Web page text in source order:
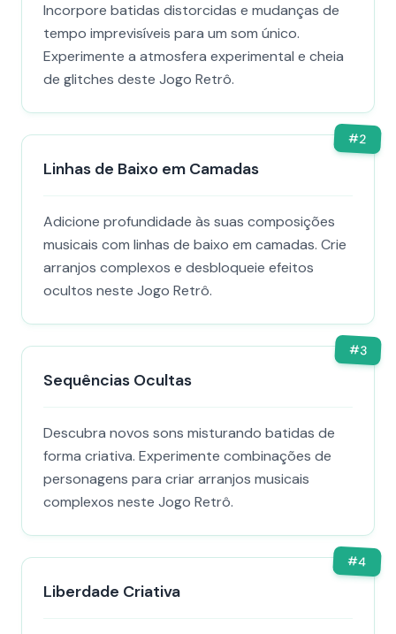
Incorpore batidas distorcidas e mudanças de
tempo imprevisíveis para um som único.
Experimente a atmosfera experimental e cheia
de glitches deste Jogo Retrô.
#2
Linhas de Baixo em Camadas
Adicione profundidade às suas composições
musicais com linhas de baixo em camadas. Crie
arranjos complexos e desbloqueie efeitos
ocultos neste Jogo Retrô.
#3
Sequências Ocultas
Descubra novos sons misturando batidas de
forma criativa. Experimente combinações de
personagens para criar arranjos musicais
complexos neste Jogo Retrô.
#4
Liberdade Criativa